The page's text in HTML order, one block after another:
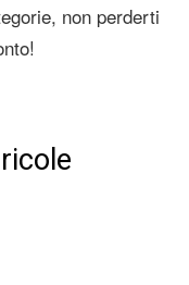
non perderti